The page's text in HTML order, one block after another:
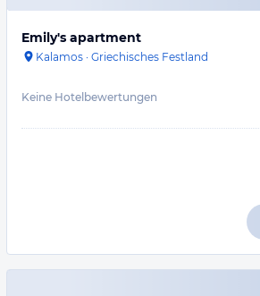
Emily's apartment
Kalamos · Griechisches Festland
Keine Hotelbewertungen